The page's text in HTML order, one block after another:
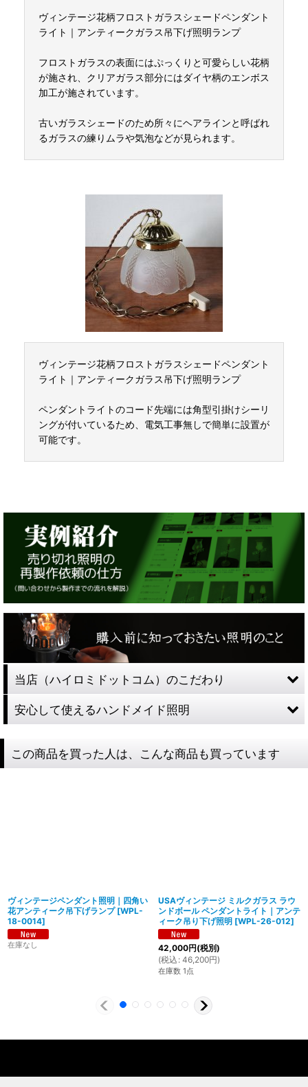
ヴィンテージ花柄フロストガラスシェードペンダント
ライト｜アンティークガラス吊下げ照明ランプ
フロストガラスの表面にはぷっくりと可愛らしい花柄
が施され、クリアガラス部分にはダイヤ柄のエンボス
加工が施されています。
古いガラスシェードのため所々にヘアラインと呼ばれ
るガラスの練りムラや気泡などが見られます。
ヴィンテージ花柄フロストガラスシェードペンダント
ライト｜アンティークガラス吊下げ照明ランプ
ペンダントライトのコード先端には角型引掛けシーリ
ングが付いているため、電気工事無しで簡単に設置が
可能です。
当店（ハイロミドットコム）のこだわり
製造からアフターフォローまで自店で行う一貫
ハイロミドットコムでは、アンティーク照明のリメイクやオ
リジナル照明の製造、販売から納品、修理などのアフタフォ
ています。ハンドメイドによる小規模生産により、他にはな
安心して使えるハンドメイド照明
特殊な形状・100年変わらず愛され続けるソケ
縁体）が使われていることです。エジソンが電球を発明した
この商品を買った人は、こんな商品も買っています
ヴィンテージペンダント照明｜四角い
花アンティーク吊下げランプ [WPL-
18-0014]
在庫なし
USAヴィンテージ ミルクガラス ラウ
ンドボール ペンダントライト｜アンテ
ィーク吊り下げ照明 [WPL-26-012]
42,000円(税別)
(税込 : 46,200円)
在庫数 1点